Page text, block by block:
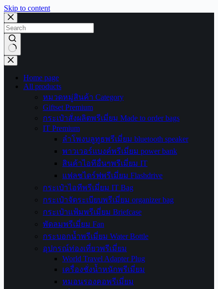
Skip to content
No
results
Home page
All products
หมวดหมู่สินค้า Category
Giftset Premium
กระเป๋าสั่งผลิตพรีเมี่ยม Made to order bags
IT Premium
ลำโพงบลูทูธพรีเมี่ยม bluetooth speaker
พาวเวอร์แบงค์พรีเมี่ยม power bank
สินค้าไอทีอื่นๆพรีเมี่ยม IT
แฟลชไดร์ฟพรีเมี่ยม Flashdrive
กระเป๋าไอทีพรีเมี่ยม IT Bag
กระเป๋าจัดระเบียบพรีเมี่ยม organizer bag
กระเป๋าแฟ้มพรีเมี่ยม Briefcase
พัดลมพรีเมี่ยม Fan
กระบอกน้ำพรีเมี่ยม Water Bottle
อุปกรณ์ท่องเที่ยวพรีเมี่ยม
World Travel Adapter Plug
เครื่องชั่งน้ำหนักพรีเมี่ยม
หมอนรองคอพรีเมี่ยม